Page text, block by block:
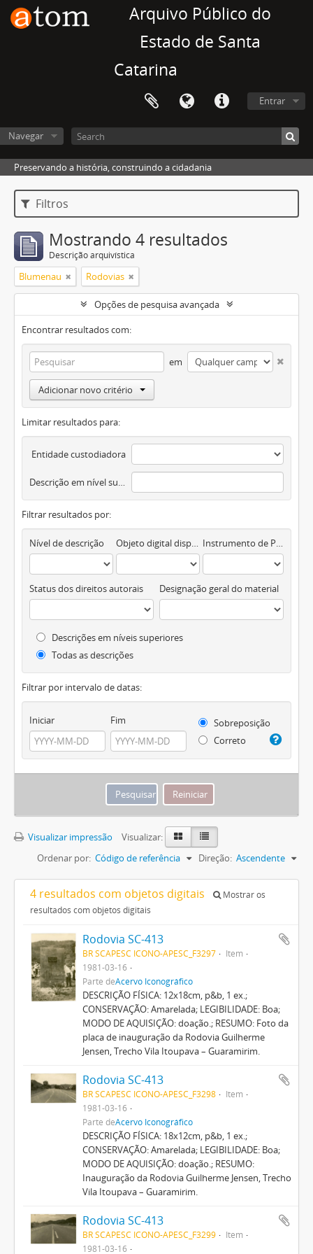
Arquivo Público do
Estado de Santa
Catarina
Entrar
Navegar
Preservando a história, construindo a cidadania
Filtros
Mostrando 4 resultados
Descrição arquivística
Blumenau Rodovias
Opções de pesquisa avançada
Encontrar resultados com:
em
Adicionar novo critério
Limitar resultados para:
Entidade custodiadora
Descrição em nível superior
Filtrar resultados por:
Nível de descrição Objeto digital disponível Instrumento de Pesquisa
Status dos direitos autorais Designação geral do material
Descrições em níveis superiores
Todas as descrições
Filtrar por intervalo de datas:
Iniciar Fim
Sobreposição
Correto
Visualizar impressão
Visualizar:
Ordenar por: Código de referência Direção: Ascendente
4 resultados com objetos digitais
Mostrar os
resultados com objetos digitais
Rodovia SC-413
BR SCAPESC ICONO-APESC_F3297
Item
1981-03-16
Parte deAcervo Iconográfico
DESCRIÇÃO FÍSICA: 12x18cm, p&b, 1 ex.;
CONSERVAÇÃO: Amarelada; LEGIBILIDADE: Boa;
MODO DE AQUISIÇÃO: doação.; RESUMO: Foto da
placa de inauguração da Rodovia Guilherme
Jensen, Trecho Vila Itoupava – Guaramirim.
Rodovia SC-413
BR SCAPESC ICONO-APESC_F3298
Item
1981-03-16
Parte deAcervo Iconográfico
DESCRIÇÃO FÍSICA: 18x12cm, p&b, 1 ex.;
CONSERVAÇÃO: Amarelada; LEGIBILIDADE: Boa;
MODO DE AQUISIÇÃO: doação.; RESUMO:
Inauguração da Rodovia Guilherme Jensen, Trecho
Vila Itoupava – Guaramirim.
Rodovia SC-413
BR SCAPESC ICONO-APESC_F3299
Item
1981-03-16